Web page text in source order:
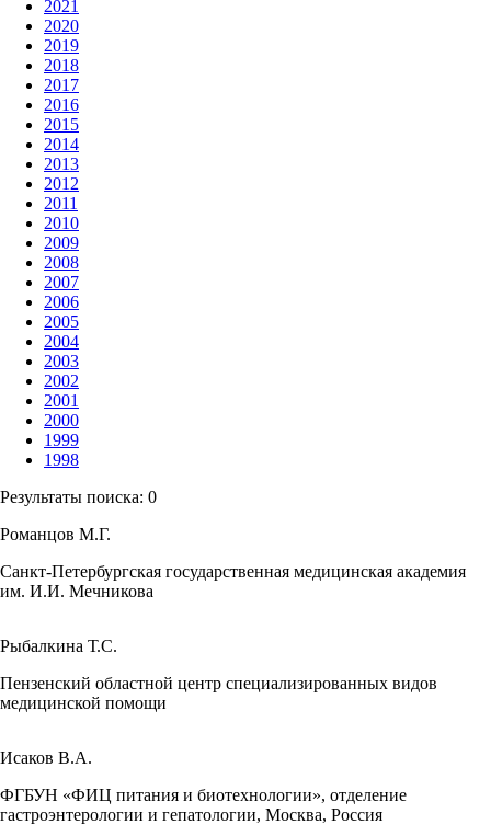
2021
2020
2019
2018
2017
2016
2015
2014
2013
2012
2011
2010
2009
2008
2007
2006
2005
2004
2003
2002
2001
2000
1999
1998
Результаты поиска: 0
Романцов М.Г.
Санкт-Петербургская государственная медицинская академия
им. И.И. Мечникова
Рыбалкина Т.С.
Пензенский областной центр специализированных видов
медицинской помощи
Исаков В.А.
ФГБУН «ФИЦ питания и биотехнологии», отделение
гастроэнтерологии и гепатологии, Москва, Россия